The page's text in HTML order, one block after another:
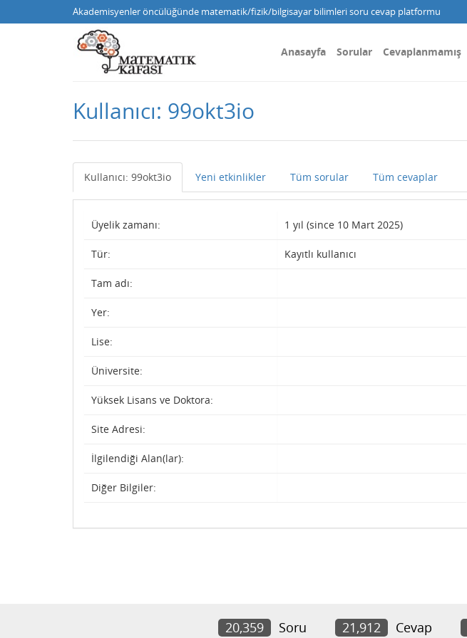
Akademisyenler öncülüğünde matematik/fizik/bilgisayar bilimleri soru cevap platformu
Anasayfa Sorular Cevaplanmamış
Kullanıcı: 99okt3io
Kullanıcı: 99okt3io Yeni etkinlikler Tüm sorular Tüm cevaplar
Üyelik zamanı: 1 yıl (since 10 Mart 2025)
Tür: Kayıtlı kullanıcı
Tam adı:
Yer:
Lise:
Üniversite:
Yüksek Lisans ve Doktora:
Site Adresi:
İlgilendiği Alan(lar):
Diğer Bilgiler:
20,359 Soru 21,912 Cevap